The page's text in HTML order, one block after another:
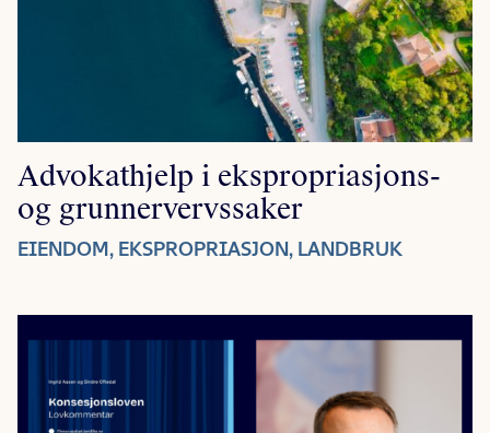
Advokathjelp i ekspropriasjons-
og grunnervervssaker
EIENDOM, EKSPROPRIASJON, LANDBRUK